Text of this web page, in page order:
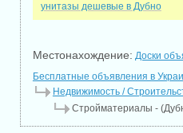
унитазы дешевые в Дубно
Местонахождение: Доски
Бесплатные объявления в
Недвижимость /
Стройматериалы -